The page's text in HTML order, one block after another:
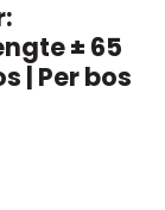
± 65
| Per bos